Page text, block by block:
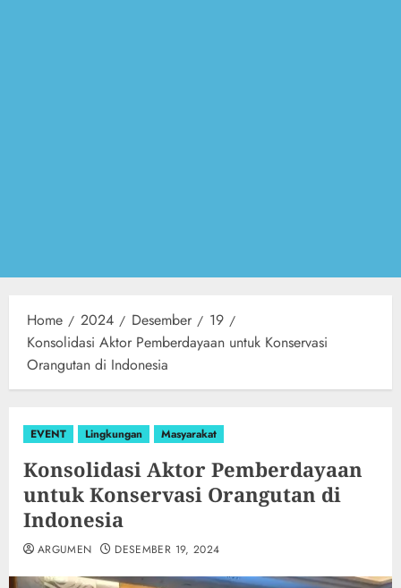
Home 2024 Desember
19
Konsolidasi Aktor Pemberdayaan untuk Konservasi
Orangutan di Indonesia
EVENT Lingkungan Masyarakat
Konsolidasi Aktor Pemberdayaan
untuk Konservasi Orangutan di
Indonesia
ARGUMEN DESEMBER 19, 2024